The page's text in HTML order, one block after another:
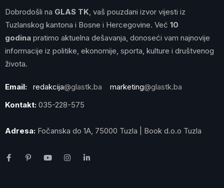
Dobrodošli na GLAS TK , vaš pouzdani izvor vijesti iz
Tuzlanskog kantona i Bosne i Hercegovine. Već 10
godina pratimo aktuelna dešavanja, donoseći vam najnovije
informacije iz politike, ekonomije, sporta, kulture i društvenog
života.
Email: redakcija@glastk.ba marketing@glastk.ba
Kontakt: 035-228-575
Adresa: Fočanska do 1A, 75000 Tuzla | Book d.o.o Tuzla